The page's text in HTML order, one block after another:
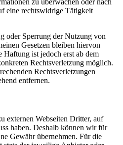
zu überwachen oder nach
eine rechtswidrige Tätigkeit
oder Sperrung der Nutzung von
Gesetzen bleiben hiervon
Haftung ist jedoch erst ab dem
Rechtsverletzung möglich.
Rechtsverletzungen
entfernen.
externen Webseiten Dritter, auf
haben. Deshalb können wir für
Gewähr übernehmen. Für die